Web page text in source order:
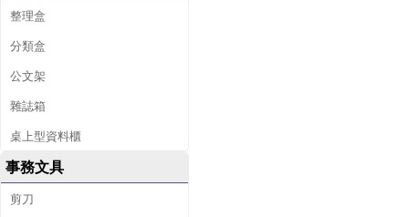
整理盒
分類盒
公文架
雜誌箱
桌上型資料櫃
事務文具
剪刀